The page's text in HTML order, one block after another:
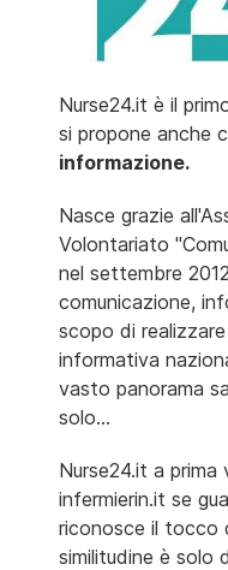
Nurse24.it è il
si propone anche
informazione.
Nasce grazie
Volontariato
nel settembre
comunicazione,
scopo di
informativa
vasto panorama
solo...
Nurse24.it a prima
infermierin.it se
riconosce il tocco
similitudine è solo